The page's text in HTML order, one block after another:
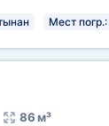
Мест погр.:
86 м³